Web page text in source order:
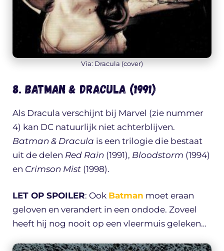
Via: Dracula (cover)
8. Batman & Dracula (1991)
Als Dracula verschijnt bij Marvel (zie nummer
4) kan DC natuurlijk niet achterblijven.
Batman & Dracula is een trilogie die bestaat
uit de delen Red Rain (1991), Bloodstorm (1994)
en Crimson Mist (1998).
LET OP SPOILER: Ook Batman moet eraan
geloven en verandert in een ondode. Zoveel
heeft hij nog nooit op een vleermuis geleken…